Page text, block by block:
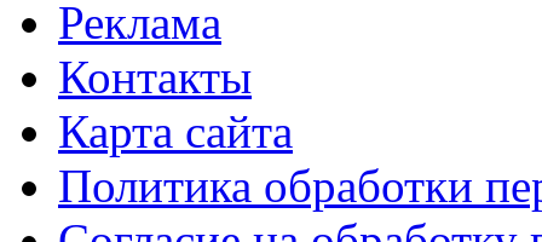
Реклама
Контакты
Карта сайта
Политика обработки